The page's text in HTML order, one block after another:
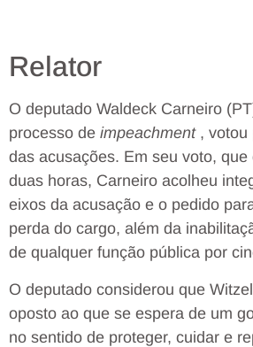
Relator
O deputado Waldeck Carneiro
processo de impeachment, votou
das acusações. Em seu voto, que
duas horas, Carneiro acolheu
eixos da acusação e o pedido
perda do cargo, além da
de qualquer função pública por
O deputado considerou que
oposto ao que se espera de um
no sentido de proteger, cuidar e